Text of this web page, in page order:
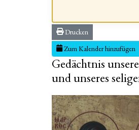
Drucken
Zum Kalender hinzufügen
Gedächtnis
und unseres